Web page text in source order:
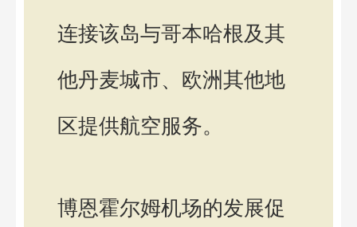
连接该岛与哥本哈根及其
他丹麦城市、欧洲其他地
区提供航空服务。
博恩霍尔姆机场的发展促